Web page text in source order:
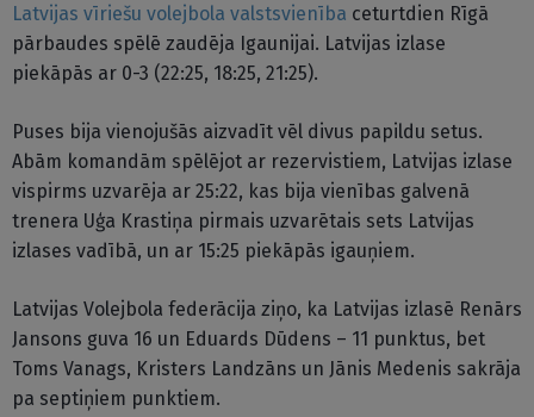
Latvijas vīriešu volejbola valstsvienība ceturtdien Rīgā
pārbaudes spēlē zaudēja Igaunijai. Latvijas izlase
piekāpās ar 0-3 (22:25, 18:25, 21:25).
Puses bija vienojušās aizvadīt vēl divus papildu setus.
Abām komandām spēlējot ar rezervistiem, Latvijas izlase
vispirms uzvarēja ar 25:22, kas bija vienības galvenā
trenera Uģa Krastiņa pirmais uzvarētais sets Latvijas
izlases vadībā, un ar 15:25 piekāpās igauņiem.
Latvijas Volejbola federācija ziņo, ka Latvijas izlasē Renārs
Jansons guva 16 un Eduards Dūdens – 11 punktus, bet
Toms Vanags, Kristers Landzāns un Jānis Medenis sakrāja
pa septiņiem punktiem.